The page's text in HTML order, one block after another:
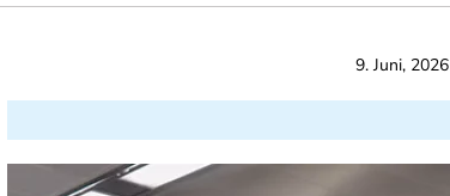
9. Juni, 2026